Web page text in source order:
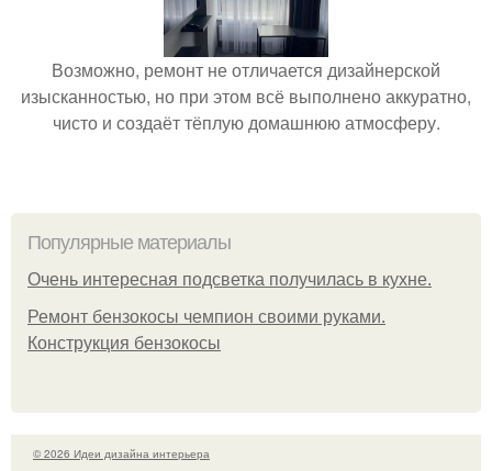
Возможно, ремонт не отличается дизайнерской
изысканностью, но при этом всё выполнено аккуратно,
чисто и создаёт тёплую домашнюю атмосферу.
Популярные материалы
Очень интересная подсветка получилась в кухне.
Ремонт бензокосы чемпион своими руками.
Конструкция бензокосы
© 2026 Идеи дизайна интерьера